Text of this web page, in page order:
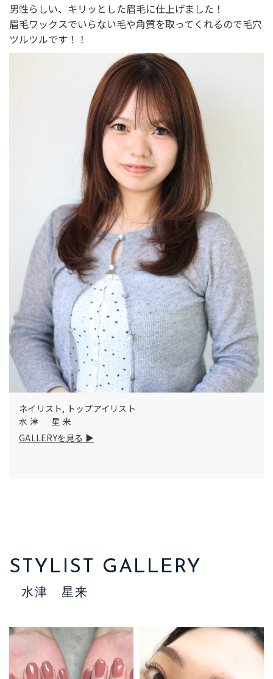
男性らしい、キリッとした眉毛に仕上げました！
眉毛ワックスでいらない毛や角質を取ってくれるので毛穴
ツルツルです！！
ネイリスト, トップアイリスト
水津 星来
GALLERYを見る
STYLIST GALLERY
水津 星来